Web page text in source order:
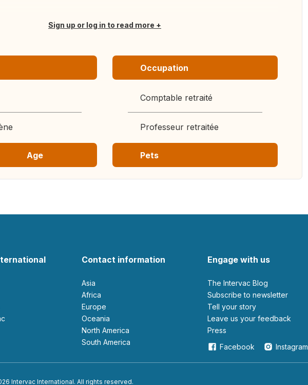
Sign up or log in to read more
Occupation
Comptable retraité
Professeur retraitée
Age Pets
Contact information
Asia
Africa
Europe
Oceania
North America
South America
Engage with us
The Intervac Blog
Subscribe to newsletter
Tell your story
leave us your feedback
Press
Facebook
Instagram
Intervac International. All rights reserved.